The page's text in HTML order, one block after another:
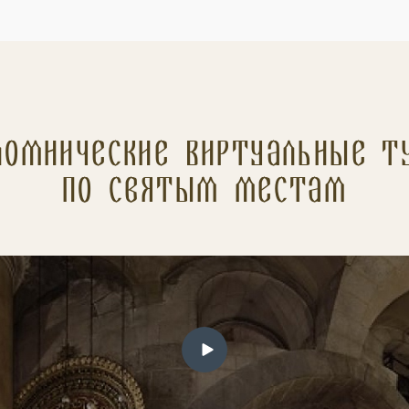
Виртуальные
по святым местам